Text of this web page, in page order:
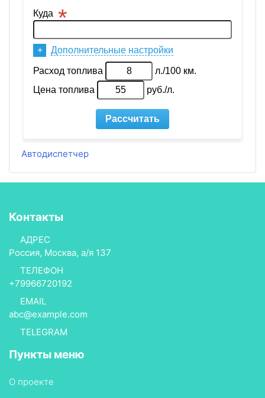
Автодиспетчер
Контакты
АДРЕС
Россия, Москва, а/я 137
ТЕЛЕФОН
+79966720192
EMAIL
abc@example.com
TELEGRAM
Пункты меню
О проекте